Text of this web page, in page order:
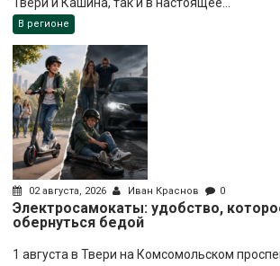
В регионе
02 августа, 2026 Иван Краснов 0
Электросамокаты: удобство,
обернуться бедой
1 августа в Твери на Комсомольском